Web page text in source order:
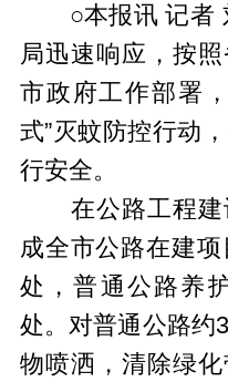
○本报讯 记者
局迅速响应，按照
市政府工作部署
式”灭蚊防控行动
行安全。
在公路工程建
成全市公路在建
处，普通公路养
处。对普通公路约
物喷洒，清除绿